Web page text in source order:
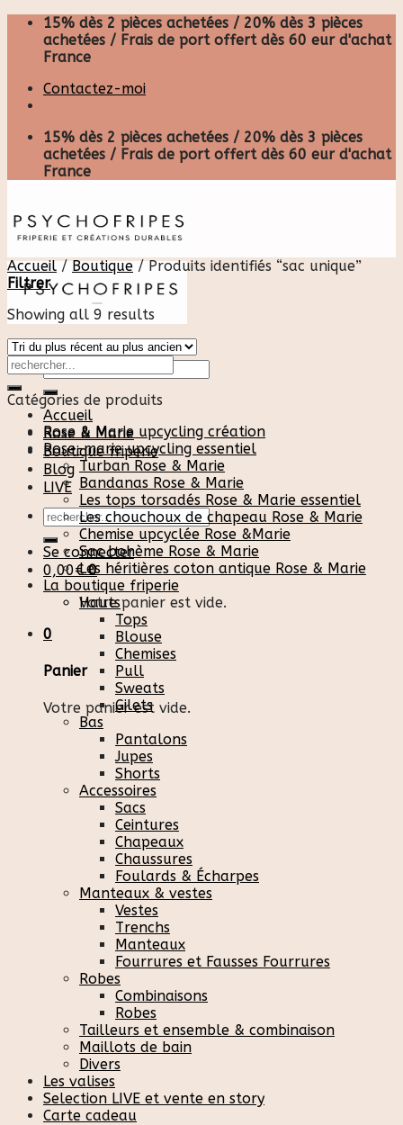
Skip
content
15% dès 2 pièces achetées / 20% dès 3 pièces
achetées / Frais de port offert dès 60 eur d'achat
France
Contactez-moi
15% dès 2 pièces achetées / 20% dès 3 pièces
achetées / Frais de port offert dès 60 eur d'achat
France
Recherche
pour :
Accueil
Rose & Marie
Boutique friperie
Blog
LIVE
Recherche
pour :
Se connecter
0,00€ 0
Votre panier est vide.
0
Panier
Votre panier est vide.
Accueil / Boutique /Produits identifiés “sac unique”
Filtrer
Showing all 9 results
Catégories de produits
Rose & Marie upcycling création
Rose-marie upcycling essentiel
Turban Rose & Marie
Bandanas Rose & Marie
Les tops torsadés Rose & Marie essentiel
Les chouchoux de chapeau Rose & Marie
Chemise upcyclée Rose &Marie
Sac bohème Rose & Marie
Les héritières coton antique Rose & Marie
La boutique friperie
Hauts
Tops
Blouse
Chemises
Pull
Sweats
Gilets
Bas
Pantalons
Jupes
Shorts
Accessoires
Sacs
Ceintures
Chapeaux
Chaussures
Foulards & Écharpes
Manteaux & vestes
Vestes
Trenchs
Manteaux
Fourrures et Fausses Fourrures
Robes
Combinaisons
Robes
Tailleurs et ensemble & combinaison
Maillots de bain
Divers
Les valises
Selection LIVE et vente en story
Carte cadeau